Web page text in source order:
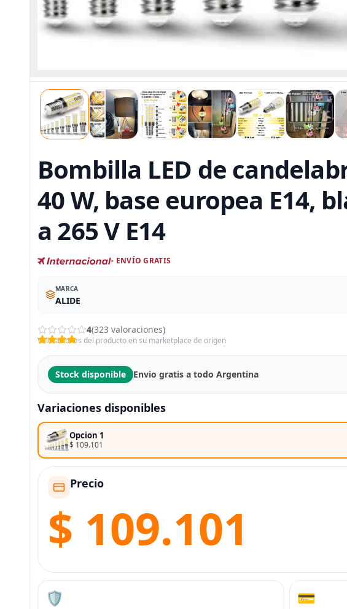
Bombilla LED de
40 W, base europea E14,
a 265 V E14
- ENVÍO GRATIS
MARCA
ALIDE
4(323 valoraciones)
Valoraciones del producto en su marketplace de origen
Stock disponible Envio gratis a todo Argentina
Variaciones disponibles
Opcion 1
$ 109.101
Precio
$ 109.101
🛡️ 💳